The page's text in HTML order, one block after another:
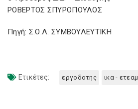
ΡΟΒΕΡΤΟΣ ΣΠΥΡΟΠΟΥΛΟΣ
Πηγή: Σ.Ο.Λ. ΣΥΜΒΟΥΛΕΥΤΙΚΗ
Ετικέτες: εργοδοτης ικα - ετεαμ